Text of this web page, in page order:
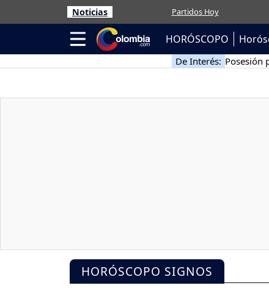
Noticias Partidos Hoy
HORÓSCOPO
De Interés: Posesión
HORÓSCOPO SIGNOS